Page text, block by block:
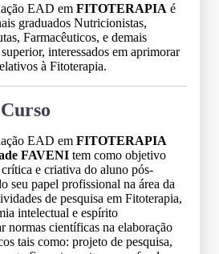
EAD em FITOTERAPIA é
graduados Nutricionistas,
Farmacêuticos, e demais
interessados em aprimorar
à Fitoterapia.
EAD em FITOTERAPIA
FAVENI tem como objetivo
e criativa do aluno pós-
seu papel profissional na área da
de pesquisa em Fitoterapia,
intelectual e espírito
normas científicas na elaboração
tais como: projeto de pesquisa,